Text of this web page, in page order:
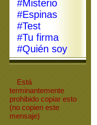
#Misterio
#Espinas
#Test
#Tu firma
#Quién soy
Está
terminantemente
prohibido copiar esto
(no copien este
mensaje)